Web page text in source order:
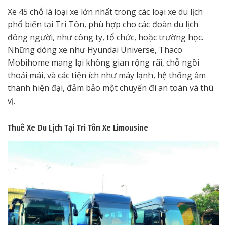
Xe 45 chỗ là loại xe lớn nhất trong các loại xe du lịch
phổ biến tại Tri Tôn, phù hợp cho các đoàn du lịch
đông người, như công ty, tổ chức, hoặc trường học.
Những dòng xe như Hyundai Universe, Thaco
Mobihome mang lại không gian rộng rãi, chỗ ngồi
thoải mái, và các tiện ích như máy lạnh, hệ thống âm
thanh hiện đại, đảm bảo một chuyến đi an toàn và thú
vị.
Thuê Xe Du Lịch Tại Tri Tôn Xe Limousine